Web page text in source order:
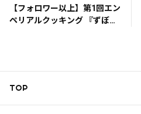
【フォロワー以上】第1回エン
ペリアルクッキング 『ずぼら
TOP